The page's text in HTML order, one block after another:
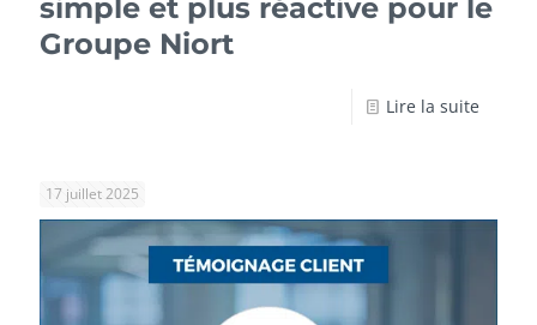
simple et plus réactive pour le
Groupe Niort
Lire la suite
17 juillet 2025